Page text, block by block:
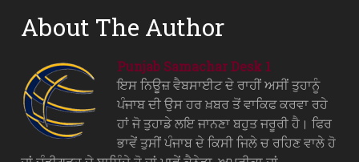
About The Author
Punjab Samachar Desk 1
ਇਸ ਨਿਊਜ਼ ਵੈਬਸਾਈਟ ਦੇ ਰਾਹੀਂ ਅਸੀਂ ਤੁਹਾਨੂੰ
ਪੰਜਾਬ ਦੀ ਉਸ ਹਰ ਖ਼ਬਰ ਤੋਂ ਵਾਕਿਫ ਕਰਵਾ ਰਹੇ
ਹਾਂ ਜੋ ਤੁਹਾਡੇ ਲਇ ਜਾਨਣਾ ਬਹੁਤ ਜਰੂਰੀ ਹੈ। ਫਿਰ
ਭਾਵੇਂ ਤੁਸੀਂ ਪੰਜਾਬ ਦੇ ਕਿਸੀ ਜਿਲੇ ਚ ਰਹਿਣ ਵਾਲੇ ਹੋ